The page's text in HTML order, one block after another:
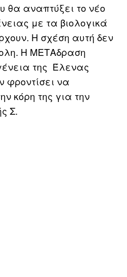
θα αναπτύξει το νέο
με τα βιολογικά
Η σχέση αυτή δεν
Η ΜΕΤΑδραση
της Έλενας
φροντίσει να
κόρη της για την
Σ.